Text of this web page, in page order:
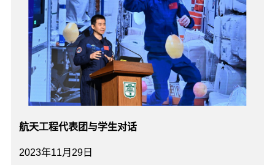
2023年11月29日
航天工程代表团与学生对话